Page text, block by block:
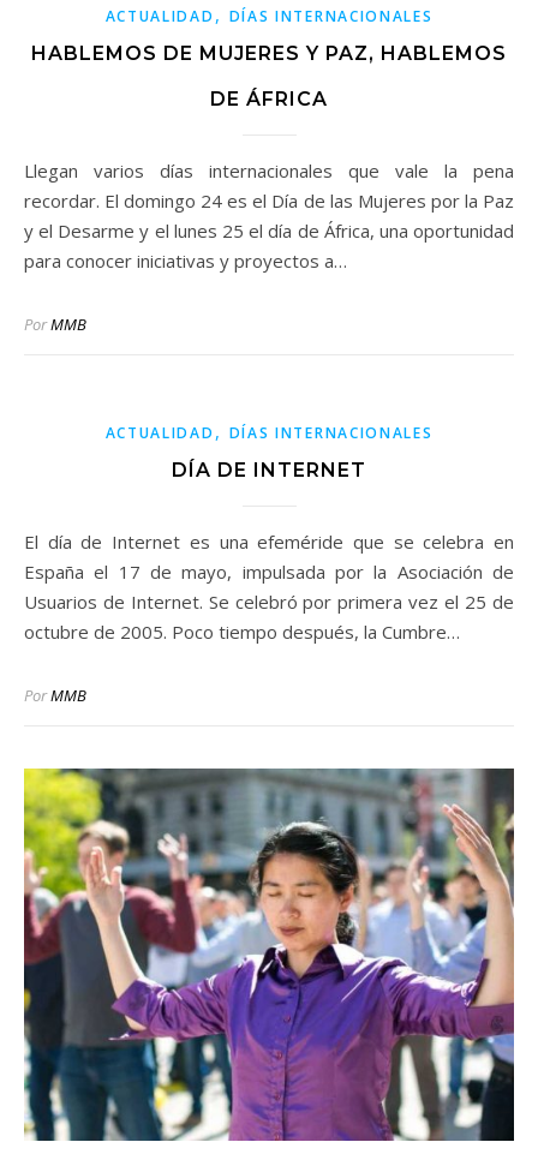
ACTUALIDAD , DÍAS INTERNACIONALES
HABLEMOS DE MUJERES Y PAZ, HABLEMOS
DE ÁFRICA
Llegan varios días internacionales que vale la pena
recordar. El domingo 24 es el Día de las Mujeres por la Paz
y el Desarme y el lunes 25 el día de África, una oportunidad
para conocer iniciativas y proyectos a…
PorMMB
ACTUALIDAD , DÍAS INTERNACIONALES
DÍA DE INTERNET
El día de Internet es una efeméride que se celebra en
España el 17 de mayo, impulsada por la Asociación de
Usuarios de Internet. Se celebró por primera vez el 25 de
octubre de 2005. Poco tiempo después, la Cumbre…
PorMMB